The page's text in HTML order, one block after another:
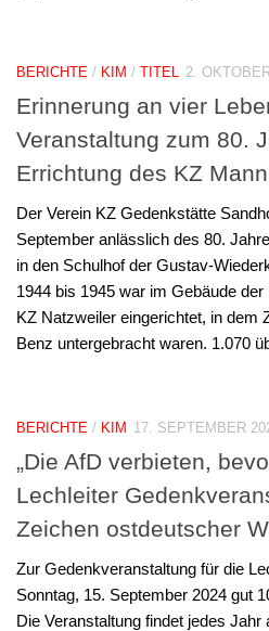
BERICHTE / KIM / TITEL 2.
Erinnerung an vier
Veranstaltung zum 80.
Errichtung des KZ
Der Verein KZ Gedenkstätte
September anlässlich des 80.
in den Schulhof der Gustav-
1944 bis 1945 war im Gebäude
KZ Natzweiler eingerichtet, in dem
Benz untergebracht waren. 1.070
BERICHTE / KIM 17. SEPTEMBER
„Die AfD verbieten,
Lechleiter
Zeichen ostdeutscher
Zur Gedenkveranstaltung für die
Sonntag, 15. September 2024 gut
Die Veranstaltung findet jedes